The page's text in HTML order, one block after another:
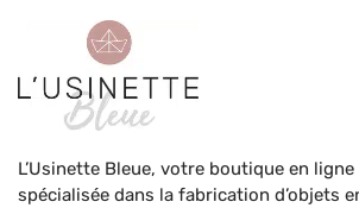
L’Usinette Bleue, votre boutique en ligne
spécialisée dans la fabrication d’objets